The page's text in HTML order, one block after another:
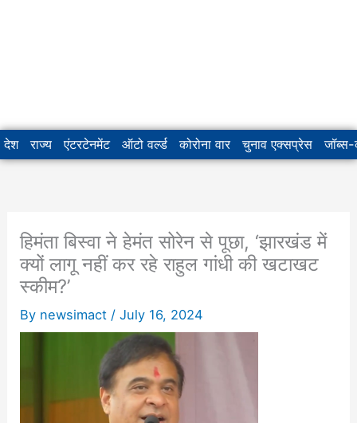
देश राज्य एंटरटेनमेंट ऑटो वर्ल्ड कोरोना वार चुनाव एक्सप्रेस जॉब्स-
हिमंता बिस्वा ने हेमंत सोरेन से पूछा, ‘झारखंड में
क्यों लागू नहीं कर रहे राहुल गांधी की खटाखट
स्कीम?’
By newsimact /July 16, 2024